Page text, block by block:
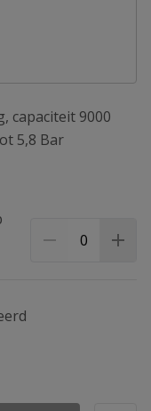
capaciteit 9000
5,8 Bar